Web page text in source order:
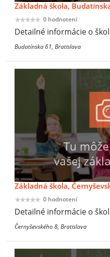
Základná škola,
0 hodnotení
Detailné informácie o
Budatínska 61, Bratislava
Základná škola,
0 hodnotení
Detailné informácie o
Černyševského 8, Bratislava